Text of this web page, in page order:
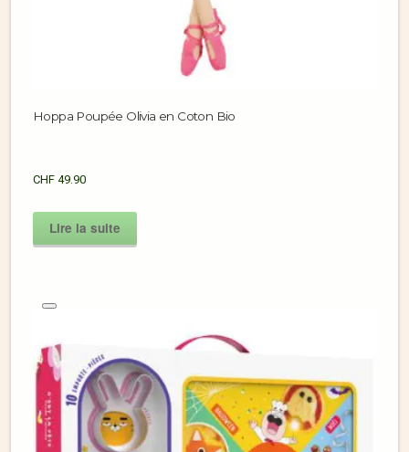
Hoppa Poupée Olivia en Coton Bio
CHF 49.90
Lire la suite